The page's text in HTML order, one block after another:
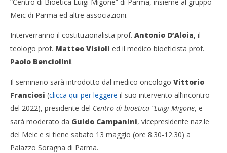
Meic di Parma ed altre associazioni.
Interverranno il costituzionalista prof. Antonio D’Aloia, il
teologo prof. Matteo Visioli ed il medico bioeticista prof.
Paolo Benciolini.
Il seminario sarà introdotto dal medico oncologo Vittorio
Franciosi (clicca qui per leggere il suo intervento all’incontro
del 2022), presidente del Centro di bioetica “Luigi Migone, e
sarà moderato da Guido Campanini, vicepresidente naz.le
del Meic e si tiene sabato 13 maggio (ore 8.30-12.30) a
Palazzo Soragna di Parma.